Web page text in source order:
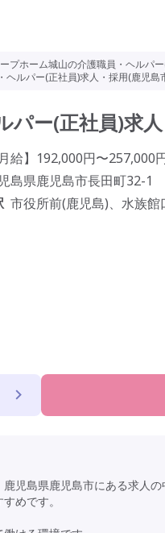
プホーム城山の介護職員・ヘルパ
ヘルパー(正社員)求人・採用(鹿児島
ー(正社員)求
月給】192,000円〜257,000
島県鹿児島市長田町32-1
市役所前(鹿児島)、水族館
児島県鹿児島市にある求人
めです。